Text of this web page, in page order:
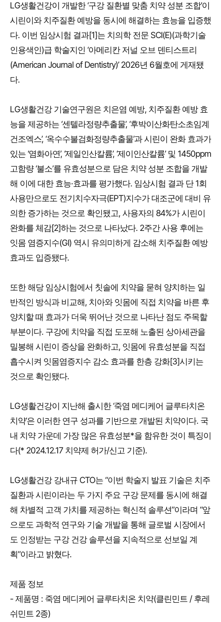
LG생활건강이 개발한 ‘구강 질환별 맞춤 치약 성분 조합’이
시린이와 치주질환 예방을 동시에 해결하는 효능을 입증했
다. 이번 임상시험 결과[1]는 치의학 전문 SCI(E)(과학기술
인용색인)급 학술지인 ‘아메리칸 저널 오브 덴티스트리
(American Journal of Dentistry)’ 2026년 6월호에 게재됐
다.
LG생활건강 기술연구원은 치은염 예방, 치주질환 예방 효
능을 제공하는 ‘센텔라정량추출물’, ‘후박이산화탄소초임계
건조엑스’, ‘옥수수불검화정량추출물’과 시린이 완화 효과가
있는 ‘염화아연’, ‘제일인산칼륨’, ‘제이인산칼륨’ 및 1450ppm
고함량 ‘불소’를 유효성분으로 담은 치약 성분 조합을 개발
해 이에 대한 효능·효과를 평가했다. 임상시험 결과 단 1회
사용만으로도 전기치수자극(EPT)지수가 대조군에 대비 유
의한 증가하는 것으로 확인됐고, 사용자의 84%가 시린이
완화를 체감[2]하는 것으로 나타났다. 2주간 사용 후에는
잇몸 염증지수(GI) 역시 유의미하게 감소해 치주질환 예방
효과도 입증됐다.
또한 해당 임상시험에서 칫솔에 치약을 묻혀 양치하는 일
반적인 방식과 비교해, 치아와 잇몸에 직접 치약을 바른 후
양치할 때 효과가 더욱 뛰어난 것으로 나타난 점도 주목할
부분이다. 구강에 치약을 직접 도포해 노출된 상아세관을
밀봉해 시린이 증상을 완화하고, 잇몸에 유효성분을 직접
흡수시켜 잇몸염증지수 감소 효과를 한층 강화[3]시키는
것으로 확인됐다.
LG생활건강이 지난해 출시한 ‘죽염 메디케어 글루타치온
치약’은 이러한 연구 성과를 기반으로 개발된 치약이다. 국
내 치약 가운데 가장 많은 유효성분*을 함유한 것이 특징이
다(* 2024.12.17 치약제 허가/신고 기준).
LG생활건강 강내규 CTO는 “이번 학술지 발표 기술은 치주
질환과 시린이라는 두 가지 주요 구강 문제를 동시에 해결
해 차별적 고객 가치를 제공하는 혁신적 솔루션”이라며 “앞
으로도 과학적 연구와 기술 개발을 통해 글로벌 시장에서
도 인정받는 구강 건강 솔루션을 지속적으로 선보일 계
획”이라고 밝혔다.
제품 정보
- 제품명 : 죽염 메디케어 글루타치온 치약(클린민트 / 후레
쉬민트 2종)